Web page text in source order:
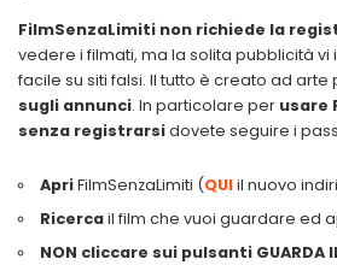
FilmSenzaLimiti non richiede la
vedere i filmati, ma la solita pubblicità vi
facile su siti falsi. Il tutto è creato ad arte
sugli annunci. In particolare per usare
senza registrarsidovete seguire i
ApriFilmSenzaLimiti (QUIil nuovo
Ricercail film che vuoi guardare ed
NON cliccare sui pulsanti GUARDA